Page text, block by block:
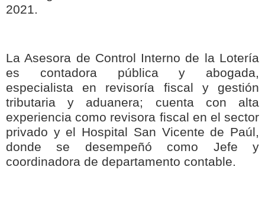
2021.
La Asesora de Control Interno de la Lotería
es contadora pública y abogada,
especialista en revisoría fiscal y gestión
tributaria y aduanera; cuenta con alta
experiencia como revisora fiscal en el sector
privado y el Hospital San Vicente de Paúl,
donde se desempeñó como Jefe y
coordinadora de departamento contable.